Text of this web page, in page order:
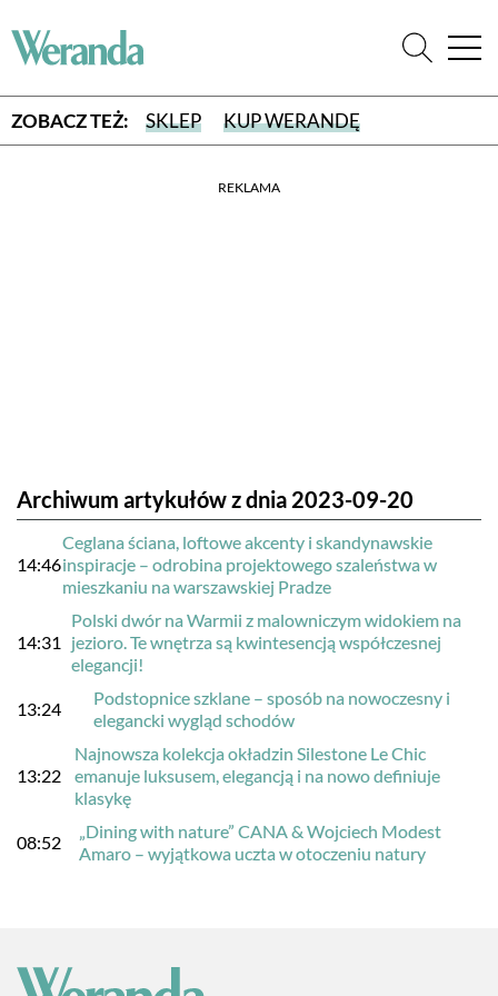
ZOBACZ TEŻ: SKLEP KUP WERANDĘ
REKLAMA
Archiwum artykułów z dnia 2023-09-20
14:46
Ceglana ściana, loftowe akcenty i skandynawskie
inspiracje – odrobina projektowego szaleństwa w
mieszkaniu na warszawskiej Pradze
14:31
Polski dwór na Warmii z malowniczym widokiem na
jezioro. Te wnętrza są kwintesencją współczesnej
elegancji!
13:24
Podstopnice szklane – sposób na nowoczesny i
elegancki wygląd schodów
13:22
Najnowsza kolekcja okładzin Silestone Le Chic
emanuje luksusem, elegancją i na nowo definiuje
klasykę
08:52
„Dining with nature” CANA & Wojciech Modest
Amaro – wyjątkowa uczta w otoczeniu natury